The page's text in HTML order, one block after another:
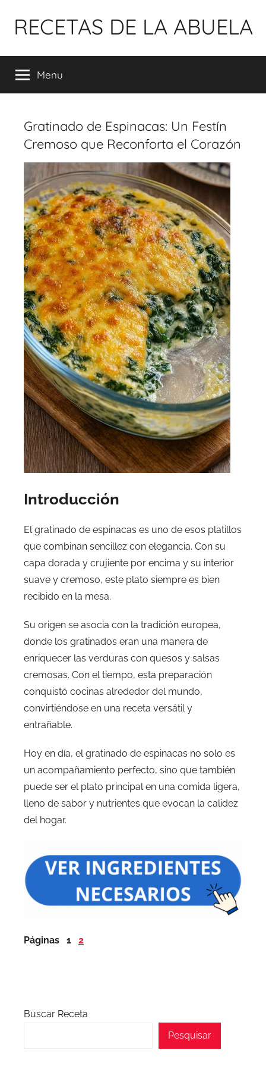
para
conteúdo
RECETAS DE LA ABUELA
Menu
Gratinado de Espinacas: Un Festín
Cremoso que Reconforta el Corazón
Introducción
El gratinado de espinacas es uno de esos platillos
que combinan sencillez con elegancia. Con su
capa dorada y crujiente por encima y su interior
suave y cremoso, este plato siempre es bien
recibido en la mesa.
Su origen se asocia con la tradición europea,
donde los gratinados eran una manera de
enriquecer las verduras con quesos y salsas
cremosas. Con el tiempo, esta preparación
conquistó cocinas alrededor del mundo,
convirtiéndose en una receta versátil y
entrañable.
Hoy en día, el gratinado de espinacas no solo es
un acompañamiento perfecto, sino que también
puede ser el plato principal en una comida ligera,
lleno de sabor y nutrientes que evocan la calidez
del hogar.
Páginas 1 2
Buscar Receta
Pesquisar